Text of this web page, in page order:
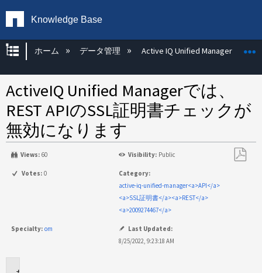
Knowledge Base
グローバル階層を展開/折りたたむ
ホーム データ管理 Active IQ Unified Manager
ActiveIQ Unified Managerでは、
REST APIのSSL証明書チェックが
無効になります
Views: 60 Visibility: Public
Votes: 0
Category:
active-iq-unified-manager<a>API</a>
<a>SSL証明書</a><a>REST</a>
<a>2009274467</a>
Specialty: om
Last Updated:
8/25/2022, 9:23:18 AM